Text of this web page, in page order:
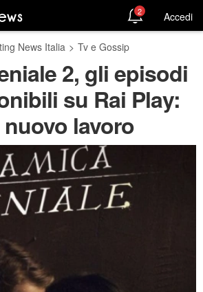
2 Accedi
News Italia > Tv e Gossip
2, gli episodi
su Rai Play:
lavoro